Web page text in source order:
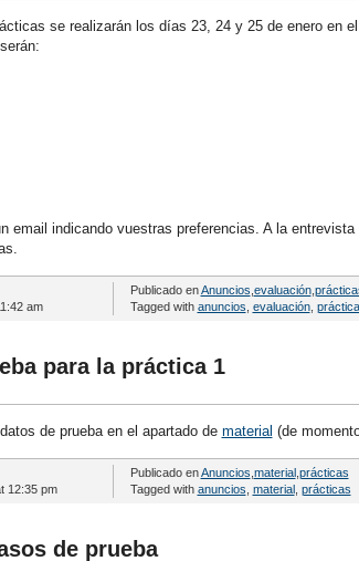
se realizarán los días 23, 24 y 25 de enero en
email indicando vuestras preferencias. A la
am
Publicado enAnuncios evaluación,
Tagged with anuncios evaluación,
para la práctica 1
de prueba en el apartado de material (de
12:35 pm
Publicado enAnuncios material, prácticas
Tagged with anuncios material, prácticas
de prueba